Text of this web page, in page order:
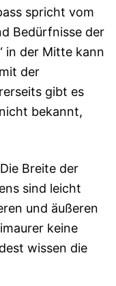
spricht vom
Bedürfnisse der
in der Mitte kann
der
gibt es
bekannt,
Breite der
sind leicht
und äußeren
keine
wissen die